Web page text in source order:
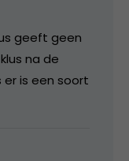
geeft geen
na de
er is een soort